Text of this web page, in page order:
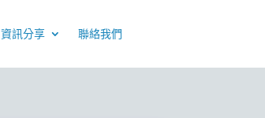
資訊分享 聯絡我們